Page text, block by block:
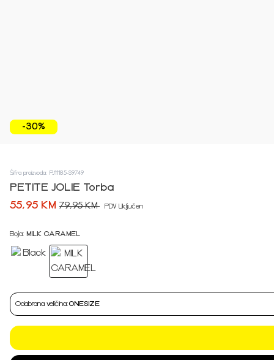
-30%
Šifra proizvoda: PJ11185-S9749
PETITE JOLIE Torba
55,95 KM 79,95 KM PDV Uključen
Boja: MILK CARAMEL
Odabrana veličina:ONESIZE